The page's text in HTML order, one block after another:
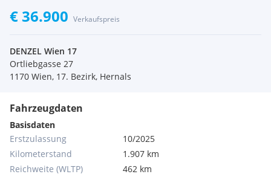
€ 36.900 Verkaufspreis
DENZEL Wien 17
Ortliebgasse 27
1170 Wien, 17. Bezirk, Hernals
Fahrzeugdaten
Basisdaten
Erstzulassung
10/2025
Kilometerstand
1.907 km
Reichweite (WLTP)
462 km